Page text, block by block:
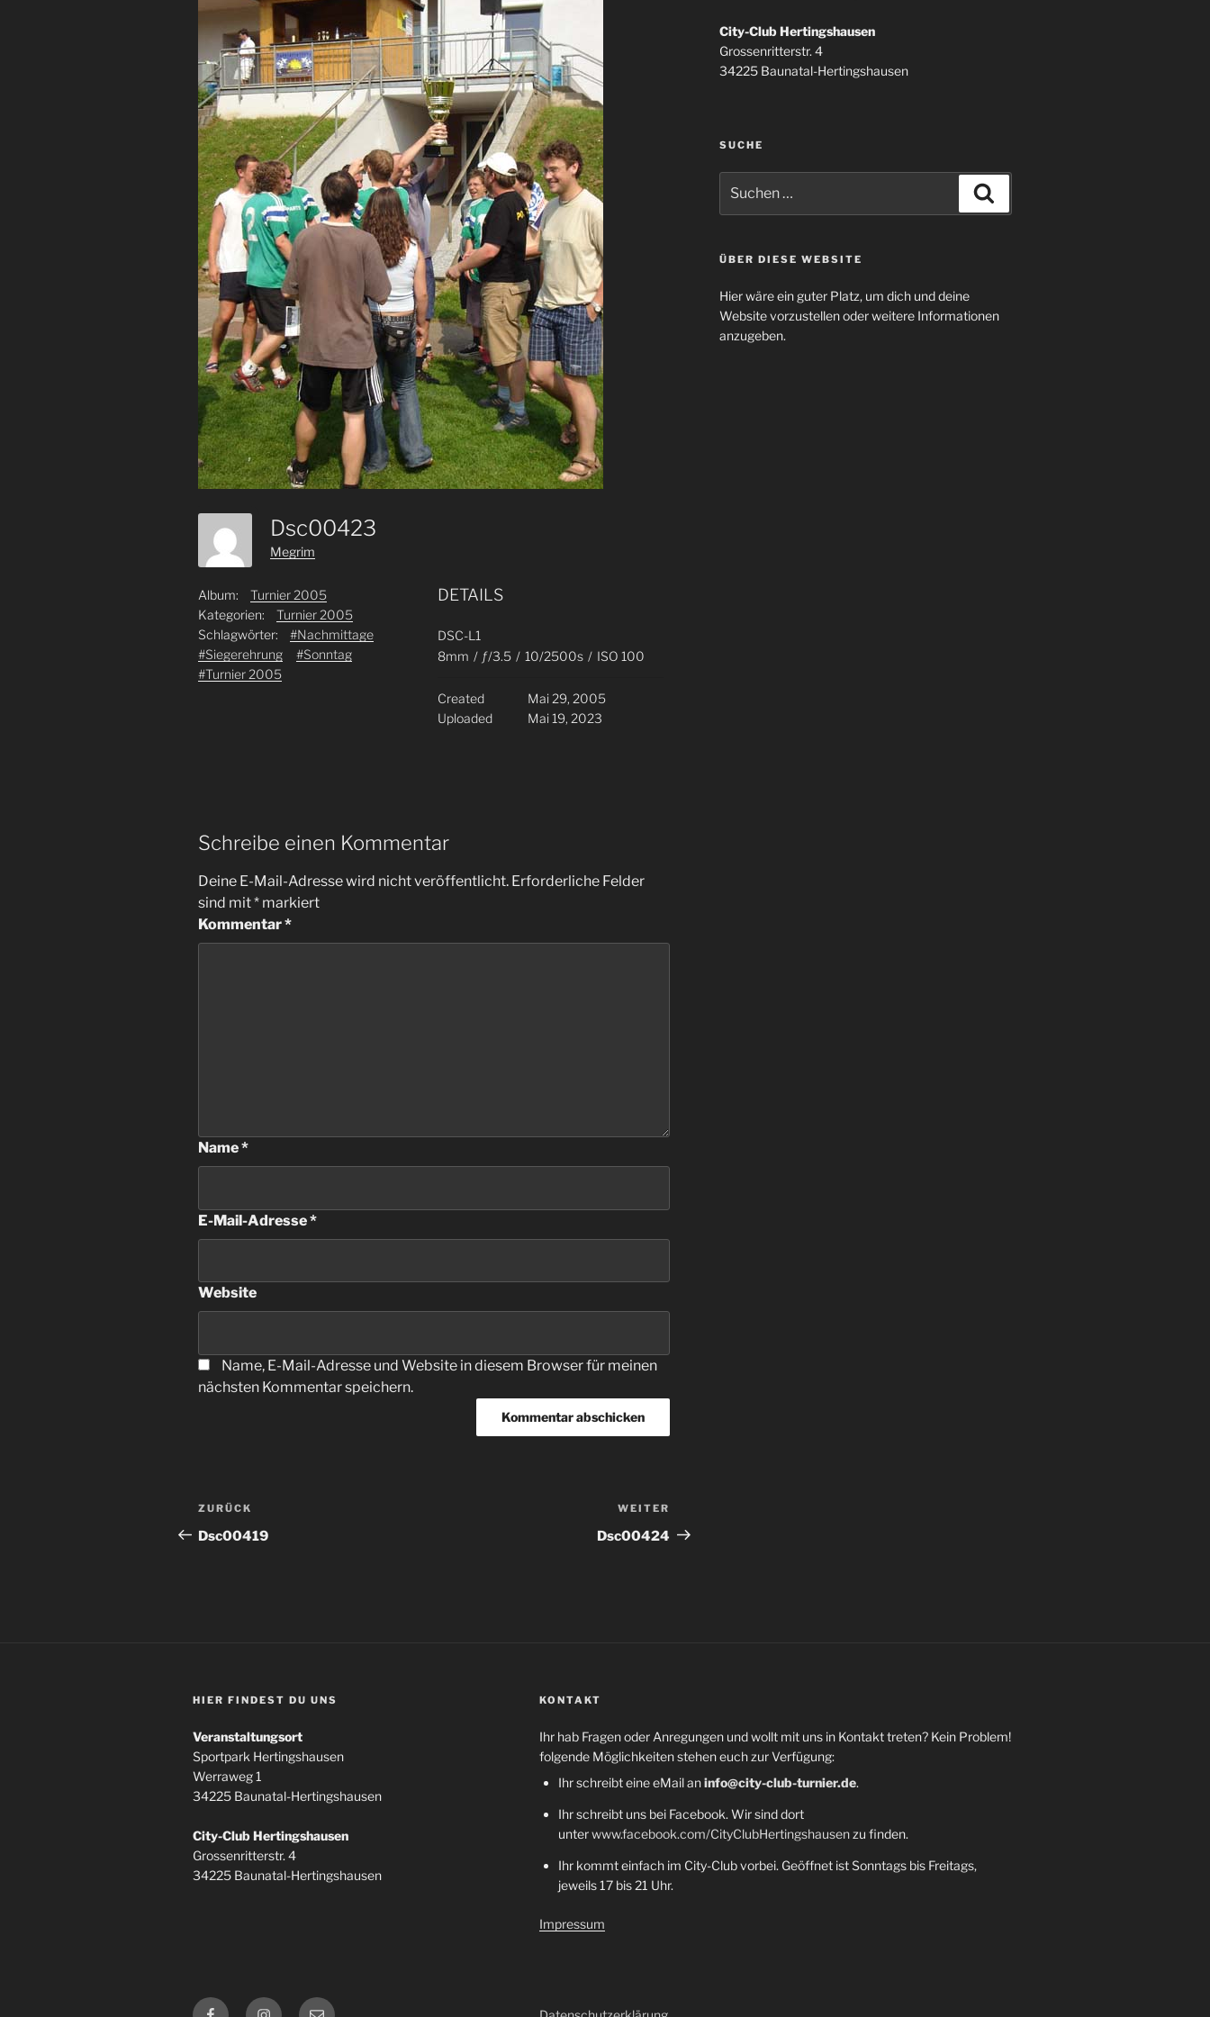
Dsc00423
Megrim
Album:
Turnier 2005
Kategorien:
Turnier 2005
Schlagwörter:
#Nachmittage
#Siegerehrung
#Sonntag
#Turnier 2005
DETAILS
DSC-L1
8mm / ƒ/3.5 / 10/2500s / ISO 100
Created
Mai 29, 2005
Uploaded
Mai 19, 2023
Schreibe einen Kommentar
Deine E-Mail-Adresse wird nicht veröffentlicht. Erforderliche Felder
sind mit* markiert
Kommentar*
Name*
E-Mail-Adresse*
Website
Name, E-Mail-Adresse und Website in diesem Browser für meinen
nächsten Kommentar speichern.
Beitragsnavigation
Vorheriger
Beitrag
ZURÜCK
Dsc00419
Beitrag
WEITER
Dsc00424
City-Club Hertingshausen
Grossenritterstr. 4
34225 Baunatal-Hertingshausen
SUCHE
nach:
ÜBER DIESE WEBSITE
Hier wäre ein guter Platz, um dich und deine
Website vorzustellen oder weitere Informationen
anzugeben.
HIER FINDEST DU UNS
Veranstaltungsort
Sportpark Hertingshausen
Werraweg 1
34225 Baunatal-Hertingshausen
City-Club Hertingshausen
Grossenritterstr. 4
34225 Baunatal-Hertingshausen
KONTAKT
Ihr hab Fragen oder Anregungen und wollt mit uns in Kontakt treten? Kein Problem!
folgende Möglichkeiten stehen euch zur Verfügung:
Ihr schreibt eine eMail aninfo@city-club-turnier.de.
Ihr schreibt uns bei Facebook. Wir sind dort
unterwww.facebook.com/CityClubHertingshausenzu finden.
Ihr kommt einfach im City-Club vorbei. Geöffnet ist Sonntags bis Freitags,
jeweils 17 bis 21 Uhr.
Impressum
FacebookInstagram
E-